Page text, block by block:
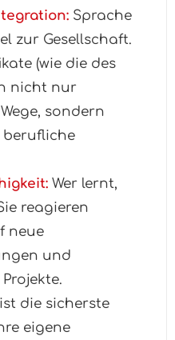
Sprache
zur Gesellschaft.
(wie die des
nicht nur
sondern
berufliche
Wer lernt,
reagieren
neue
und
die sicherste
eigene